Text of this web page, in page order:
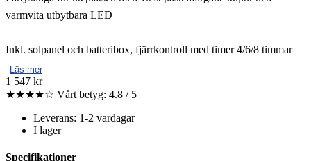
varmvita utbytbara LED
Inkl. solpanel och batteribox, fjärrkontroll med timer 4/6/8 timmar
Läs mer
1 547 kr
★★★★☆ Vårt betyg: 4.8 / 5
Leverans: 1-2 vardagar
I lager
Specifikationer